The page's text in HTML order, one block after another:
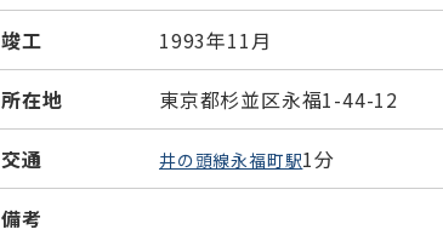
竣工 1993年11月
所在地 東京都杉並区永福1-44-12
交通 井の頭線永福町駅1分
備考